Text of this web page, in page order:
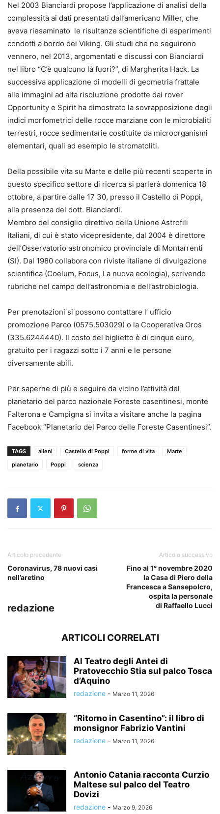
Nel 2003 Bianciardi propose l’applicazione di analisi della
complessità ai dati presentati dall’americano Miller, che
aveva riesaminato le risultanze scientifiche di esperimenti
condotti a bordo dei Viking. Gli studi che ne seguirono
vennero, nel 2013, argomentati e discussi con Bianciardi
nel libro “C’è qualcuno là fuori?”, di Margherita Hack. La
successiva applicazione di modelli di geometria frattale
alle immagini ad alta risoluzione prodotte dai rover
Opportunity e Spirit ha dimostrato la sovrapposizione degli
indici morfometrici delle rocce marziane con le microbialiti
terrestri, rocce sedimentarie costituite da microorganismi
elementari, quali ad esempio le stromatoliti.
Della possibile vita su Marte e delle più recenti scoperte in
questo specifico settore di ricerca si parlerà domenica 18
ottobre, a partire dalle 17 30, presso il Castello di Poppi,
alla presenza del dott. Bianciardi.
Membro del consiglio direttivo della Unione Astrofili
Italiani, di cui è stato vicepresidente, dal 2004 è direttore
dell’Osservatorio astronomico provinciale di Montarrenti
(SI). Dal 1980 collabora con riviste italiane di divulgazione
scientifica (Coelum, Focus, La nuova ecologia), scrivendo
rubriche nel campo dell’astronomia e dell’astrobiologia.
Per prenotazioni si possono contattare l’ ufficio
promozione Parco (0575.503029) o la Cooperativa Oros
(335.6244440). Il costo del biglietto è di cinque euro,
gratuito per i ragazzi sotto i 7 anni e le persone
diversamente abili.
Per saperne di più e seguire da vicino l’attività del
planetario del parco nazionale Foreste casentinesi, monte
Falterona e Campigna si invita a visitare anche la pagina
Facebook “Planetario del Parco delle Foreste Casentinesi”.
TAGS alieni Castello di Poppi forme di vita
Marte
planetario
Poppi scienza
Articolo precedente
Coronavirus, 78 nuovi casi
nell’aretino
Articolo successivo
Fino al 1° novembre 2020
la Casa di Piero della
Francesca a Sansepolcro,
ospita la personale
di Raffaello Lucci
redazione
ARTICOLI CORRELATI
Al Teatro degli Antei di
Pratovecchio Stia sul palco Tosca
d’Aquino
redazione - Marzo 11, 2026
“Ritorno in Casentino”: il libro di
monsignor Fabrizio Vantini
redazione - Marzo 11, 2026
Antonio Catania racconta Curzio
Maltese sul palco del Teatro
Dovizi
redazione - Marzo 9, 2026